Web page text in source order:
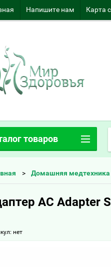
Напишите нам Карта
Домашняя медтехника
AC Adapter
нет
товаров